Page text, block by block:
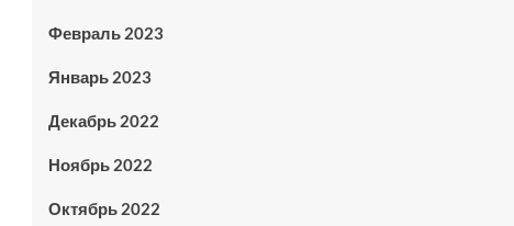
Февраль 2023
Январь 2023
Декабрь 2022
Ноябрь 2022
Октябрь 2022